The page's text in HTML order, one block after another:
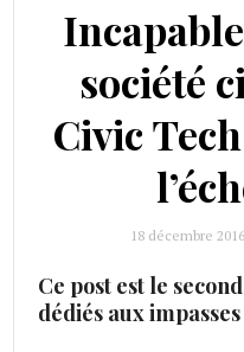
société
Civic
18 décembre
Ce post est le
dédiés aux